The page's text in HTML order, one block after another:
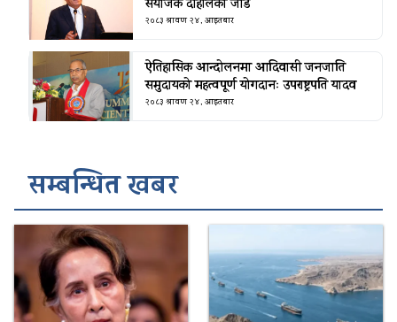
संयोजक दाहालको जोड
२०८३ श्रावण २४, आइतबार
ऐतिहासिक आन्दोलनमा आदिवासी जनजाति
समुदायको महत्वपूर्ण योगदानः उपराष्ट्रपति यादव
२०८३ श्रावण २४, आइतबार
सम्बन्धित खबर